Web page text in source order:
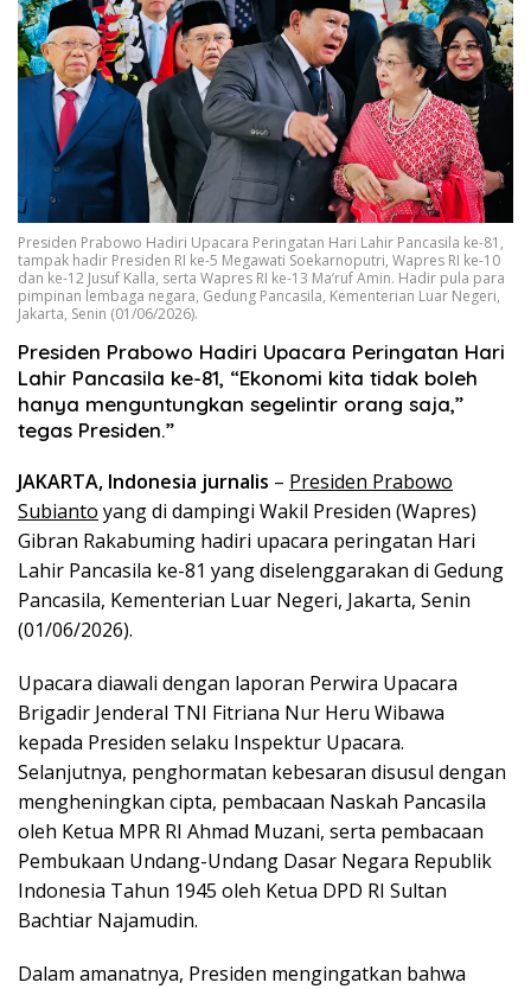
Presiden Prabowo Hadiri Upacara Peringatan Hari Lahir Pancasila ke-81,
tampak hadir Presiden RI ke-5 Megawati Soekarnoputri, Wapres RI ke-10
dan ke-12 Jusuf Kalla, serta Wapres RI ke-13 Ma’ruf Amin. Hadir pula para
pimpinan lembaga negara, Gedung Pancasila, Kementerian Luar Negeri,
Jakarta, Senin (01/06/2026).
Presiden Prabowo Hadiri Upacara Peringatan Hari
Lahir Pancasila ke-81, “Ekonomi kita tidak boleh
hanya menguntungkan segelintir orang saja,”
tegas Presiden.”
JAKARTA, Indonesia jurnalis – Presiden Prabowo
Subianto yang di dampingi Wakil Presiden (Wapres)
Gibran Rakabuming hadiri upacara peringatan Hari
Lahir Pancasila ke-81 yang diselenggarakan di Gedung
Pancasila, Kementerian Luar Negeri, Jakarta, Senin
(01/06/2026).
Upacara diawali dengan laporan Perwira Upacara
Brigadir Jenderal TNI Fitriana Nur Heru Wibawa
kepada Presiden selaku Inspektur Upacara.
Selanjutnya, penghormatan kebesaran disusul dengan
mengheningkan cipta, pembacaan Naskah Pancasila
oleh Ketua MPR RI Ahmad Muzani, serta pembacaan
Pembukaan Undang-Undang Dasar Negara Republik
Indonesia Tahun 1945 oleh Ketua DPD RI Sultan
Bachtiar Najamudin.
Dalam amanatnya, Presiden mengingatkan bahwa